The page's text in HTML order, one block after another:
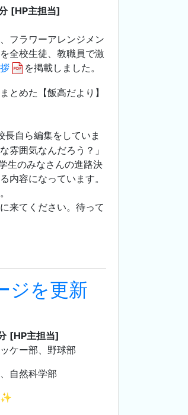
[HP主担当]
フラワーアレンジメン
全校生徒、教職員で激
を掲載しました。
とめた【飯高だより】
長自ら編集をしていま
雰囲気なんだろう？」
生のみなさんの進路決
内容になっています。
来てください。待って
ジを更新
[HP主担当]
ケー部、野球部
自然科学部